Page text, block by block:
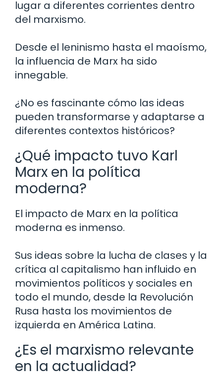
lugar a diferentes corrientes dentro
del marxismo.
Desde el leninismo hasta el maoísmo,
la influencia de Marx ha sido
innegable.
¿No es fascinante cómo las ideas
pueden transformarse y adaptarse a
diferentes contextos históricos?
¿Qué impacto tuvo Karl
Marx en la política
moderna?
El impacto de Marx en la política
moderna es inmenso.
Sus ideas sobre la lucha de clases y la
crítica al capitalismo han influido en
movimientos políticos y sociales en
todo el mundo, desde la Revolución
Rusa hasta los movimientos de
izquierda en América Latina.
¿Es el marxismo relevante
en la actualidad?